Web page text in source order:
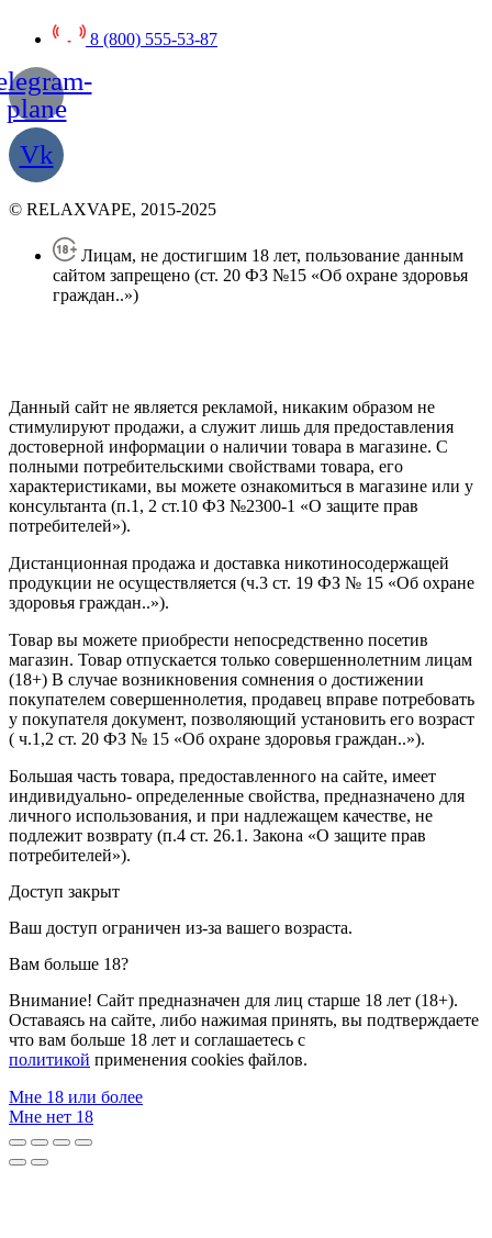
8 (800) 555-53-87
plane
Vk
© RELAXVAPE, 2015-2025
Лицам, не достигшим 18 лет, пользование данным
сайтом запрещено (ст. 20 ФЗ №15 «Об охране здоровья
граждан..»)
Данный сайт не является рекламой, никаким образом не
стимулируют продажи, а служит лишь для предоставления
достоверной информации о наличии товара в магазине. С
полными потребительскими свойствами товара, его
характеристиками, вы можете ознакомиться в магазине или у
консультанта (п.1, 2 ст.10 ФЗ №2300-1 «О защите прав
потребителей»).
Дистанционная продажа и доставка никотиносодержащей
продукции не осуществляется (ч.3 ст. 19 ФЗ № 15 «Об охране
здоровья граждан..»).
Товар вы можете приобрести непосредственно посетив
магазин. Товар отпускается только совершеннолетним лицам
(18+) В случае возникновения сомнения о достижении
покупателем совершеннолетия, продавец вправе потребовать
у покупателя документ, позволяющий установить его возраст
( ч.1,2 ст. 20 ФЗ № 15 «Об охране здоровья граждан..»).
Большая часть товара, предоставленного на сайте, имеет
индивидуально- определенные свойства, предназначено для
личного использования, и при надлежащем качестве, не
подлежит возврату (п.4 ст. 26.1. Закона «О защите прав
потребителей»).
Доступ закрыт
Ваш доступ ограничен из-за вашего возраста.
Вам больше 18?
Внимание! Сайт предназначен для лиц старше 18 лет (18+).
Оставаясь на сайте, либо нажимая принять, вы подтверждаете
что вам больше 18 лет и соглашаетесь с
политикой применения cookies файлов.
Мне 18 или более
Мне нет 18